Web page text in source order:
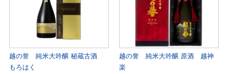
越の誉 純米大吟醸 秘蔵古酒
もろはく
越の誉 純米大吟醸 原酒 越神
楽